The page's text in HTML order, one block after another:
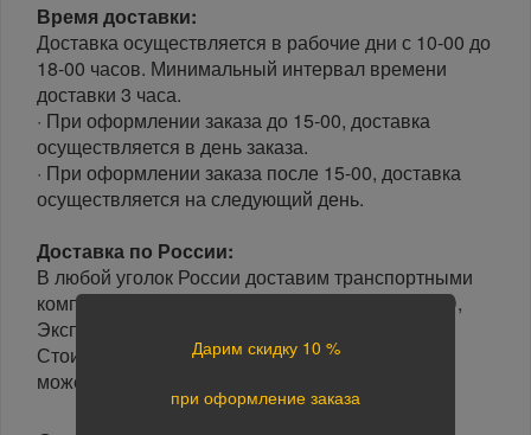
Время доставки:
Доставка осуществляется в рабочие дни с 10-00 до
18-00 часов. Минимальный интервал времени
доставки 3 часа.
· При оформлении заказа до 15-00, доставка
осуществляется в день заказа.
· При оформлении заказа после 15-00, доставка
осуществляется на следующий день.
Доставка по России:
В любой уголок России доставим транспортными
компаниями: Boxberry, Почта России, ПЭК, GTD,
Экспресс Авто, Луч, Яндекс.Доставка.
Стоимость доставки в разные регионы России
может отличаться.
Дарим скидку 10 %
при оформление заказа